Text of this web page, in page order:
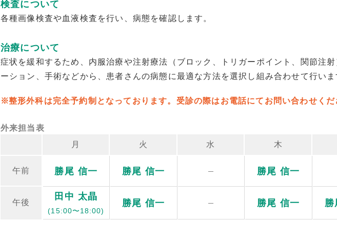
検査について
各種画像検査や血液検査を行い、病態を確認します。
治療について
症状を緩和するため、内服治療や注射療法（ブロック、トリガーポイント、関節注
ーション、手術などから、患者さんの病態に最適な方法を選択し組み合わせて行いま
整形外科は完全予約制となっております。受診の際はお電話にてお問い合わせくだ
外来担当表
月
火 水 木
午前 勝尾 信一 勝尾 信一 勝尾 信一
午後
田中 太晶
(15:00〜18:00)
勝尾 信一 勝尾 信一 勝